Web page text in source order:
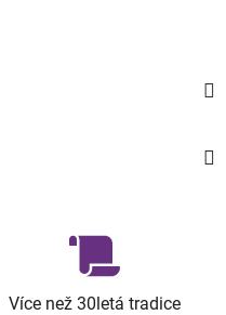
Více než 30letá tradice